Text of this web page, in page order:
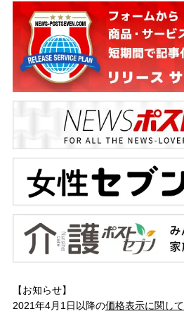
【お知らせ】
2021年4月1日以降の価格表示に関して